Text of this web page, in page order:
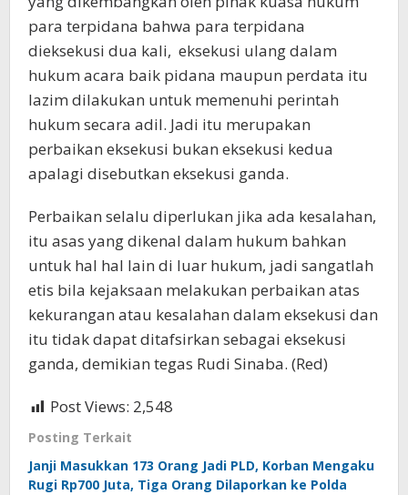
para terpidana bahwa para terpidana
dieksekusi dua kali, eksekusi ulang dalam
hukum acara baik pidana maupun perdata itu
lazim dilakukan untuk memenuhi perintah
hukum secara adil. Jadi itu merupakan
perbaikan eksekusi bukan eksekusi kedua
apalagi disebutkan eksekusi ganda.
Perbaikan selalu diperlukan jika ada kesalahan,
itu asas yang dikenal dalam hukum bahkan
untuk hal hal lain di luar hukum, jadi sangatlah
etis bila kejaksaan melakukan perbaikan atas
kekurangan atau kesalahan dalam eksekusi dan
itu tidak dapat ditafsirkan sebagai eksekusi
ganda, demikian tegas Rudi Sinaba. (Red)
Post Views: 2,548
Posting Terkait
Janji Masukkan 173 Orang Jadi PLD, Korban Mengaku
Rugi Rp700 Juta, Tiga Orang Dilaporkan ke Polda